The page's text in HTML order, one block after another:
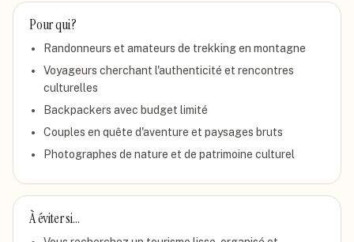
Pour qui ?
Randonneurs et amateurs de trekking en montagne
Voyageurs cherchant l'authenticité et rencontres
culturelles
Backpackers avec budget limité
Couples en quête d'aventure et paysages bruts
Photographes de nature et de patrimoine culturel
À éviter si…